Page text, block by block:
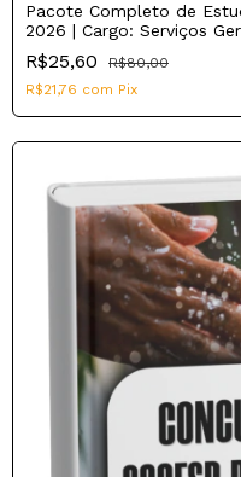
Pacote Completo de
2026 | Cargo: Serviços
R$25,60
R$80,00
R$21,76 com Pix